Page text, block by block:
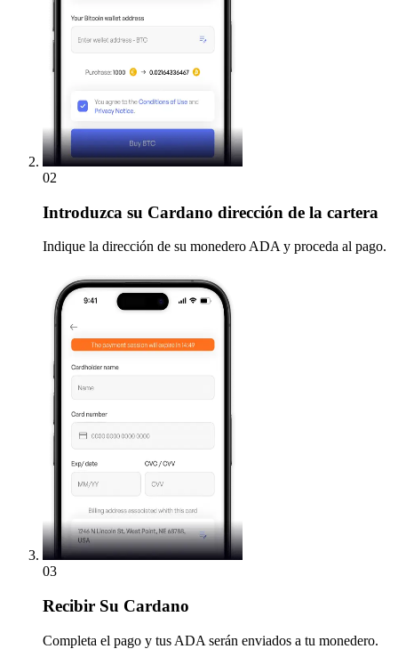
02
Introduzca su Cardano dirección de la cartera
Indique la dirección de su monedero ADA y proceda al pago.
03
Recibir Su Cardano
Completa el pago y tus ADA serán enviados a tu monedero.